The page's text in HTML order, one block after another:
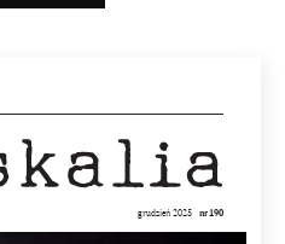
(1.82
grudzień 2025 nr 190